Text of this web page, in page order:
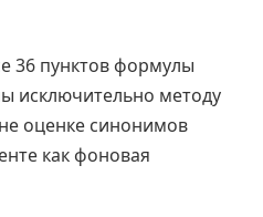
36 пунктов формулы
исключительно методу
оценке синонимов
как фоновая